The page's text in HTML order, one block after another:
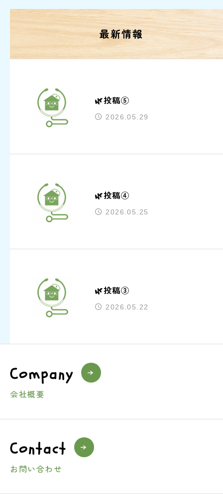
最新情報
🌿投稿⑤
2026.05.29
🌿投稿④
2026.05.25
🌿投稿③
2026.05.22
Company
会社概要
Contact
お問い合わせ